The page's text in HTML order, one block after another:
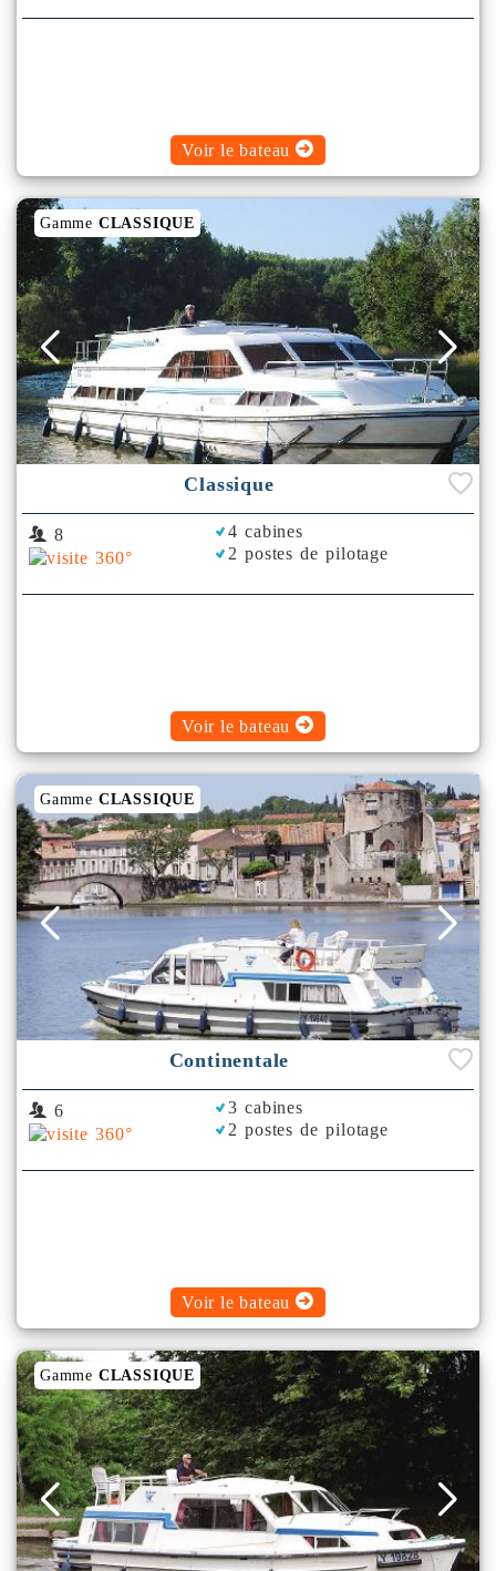
Voir le bateau
Gamme CLASSIQUE
Classique
8
4 cabines
2 postes de pilotage
Voir le bateau
Gamme CLASSIQUE
Continentale
6
3 cabines
2 postes de pilotage
Voir le bateau
Gamme CLASSIQUE